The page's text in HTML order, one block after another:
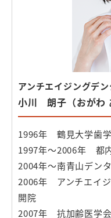
アンチエイジングデ
小川 朗子（おがわ
1996年 鶴見大学歯
1997年〜2006年 都
2004年〜南青山デン
2006年 アンチエイ
開院
2007年 抗加齢医学